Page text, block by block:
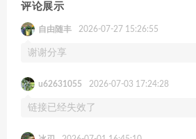
评论展示
自由随丰 2026-07-27 15:26:55
谢谢分享
u62631055 2026-07-03 17:24:28
链接已经失效了